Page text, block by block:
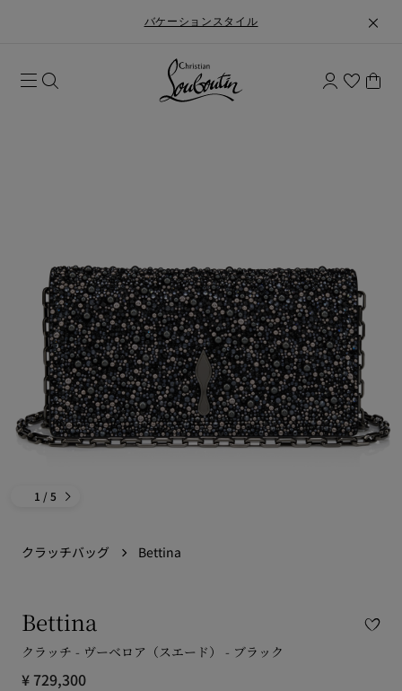
バケーションスタイル
1 / 5
クラッチバッグ Bettina
Bettina
クラッチ - ヴーベロア（スエード） - ブラック
¥ 729,300